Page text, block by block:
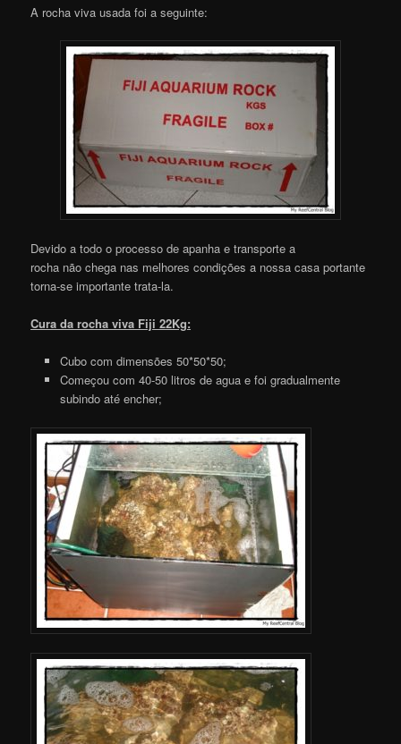
A rocha viva usada foi a seguinte:
Devido a todo o processo de apanha e transporte a
rocha não chega nas melhores condições a nossa casa portante
torna-se importante trata-la.
Cura da rocha viva Fiji 22Kg:
Cubo com dimensões 50*50*50;
Começou com 40-50 litros de agua e foi gradualmente
subindo até encher;